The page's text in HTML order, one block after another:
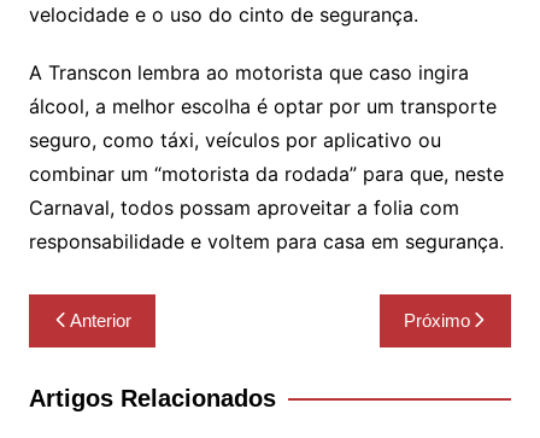
velocidade e o uso do cinto de segurança.
A Transcon lembra ao motorista que caso ingira
álcool, a melhor escolha é optar por um transporte
seguro, como táxi, veículos por aplicativo ou
combinar um “motorista da rodada” para que, neste
Carnaval, todos possam aproveitar a folia com
responsabilidade e voltem para casa em segurança.
Navegação
de
Post
Anterior Próximo
Artigos Relacionados